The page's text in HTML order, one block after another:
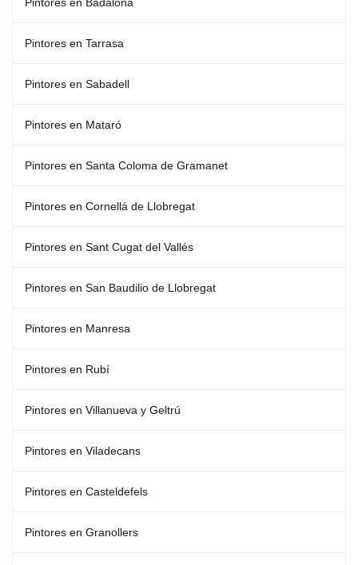
Pintores en Tarrasa
Pintores en Sabadell
Pintores en Mataró
Pintores en Santa Coloma de Gramanet
Pintores en Cornellá de Llobregat
Pintores en Sant Cugat del Vallés
Pintores en San Baudilio de Llobregat
Pintores en Manresa
Pintores en Rubí
Pintores en Villanueva y Geltrú
Pintores en Viladecans
Pintores en Casteldefels
Pintores en Granollers